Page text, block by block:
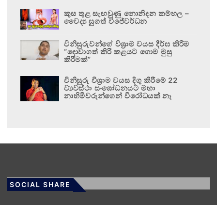
කුස තුළ සැඟවුණු නොනිදන කම්හල –
වෛද්‍ය සුගත් විජේවර්ධන
විනිසුරුවන්ගේ විශ්‍රාම වයස දීර්ඝ කිරීම
“දොවාගත් කිරි කළයට ගොම මුසු
කිරීමක්”
විනිසුරු විශ්‍රාම වයස දිගු කිරීමේ 22
ව්‍යවස්ථා සංශෝධනයට මහා
නාහිමිවරුන්ගෙන් විරෝධයක් නෑ
SOCIAL SHARE